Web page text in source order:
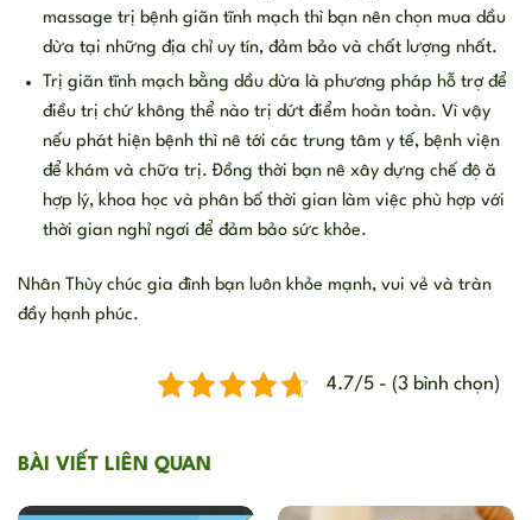
massage trị bệnh giãn tĩnh mạch thì bạn nên chọn mua dầu
dừa tại những địa chỉ uy tín, đảm bảo và chất lượng nhất.
Trị giãn tĩnh mạch bằng dầu dừa là phương pháp hỗ trợ để
điều trị chứ không thể nào trị dứt điểm hoàn toàn. Vì vậy
nếu phát hiện bệnh thì nê tới các trung tâm y tế, bệnh viện
để khám và chữa trị. Đồng thời bạn nê xây dựng chế độ ă
hợp lý, khoa học và phân bố thời gian làm việc phù hợp với
thời gian nghỉ ngơi để đảm bảo sức khỏe.
Nhân Thùy chúc gia đình bạn luôn khỏe mạnh, vui vẻ và tràn
đầy hạnh phúc.
4.7/5 - (3 bình chọn)
BÀI VIẾT LIÊN QUAN